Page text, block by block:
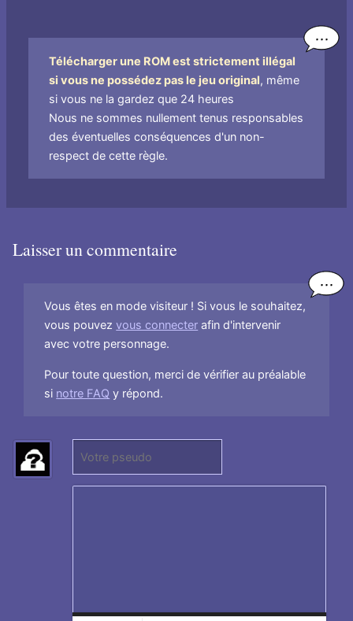
Télécharger une ROM est strictement illégal
si vous ne possédez pas le jeu original, même
si vous ne la gardez que 24 heures
Nous ne sommes nullement tenus responsables
des éventuelles conséquences d'un non-
respect de cette règle.
Laisser un commentaire
Vous êtes en mode visiteur ! Si vous le souhaitez,
vous pouvezvous connecter afin d'intervenir
avec votre personnage.
Pour toute question, merci de vérifier au préalable
si notre FAQ y répond.